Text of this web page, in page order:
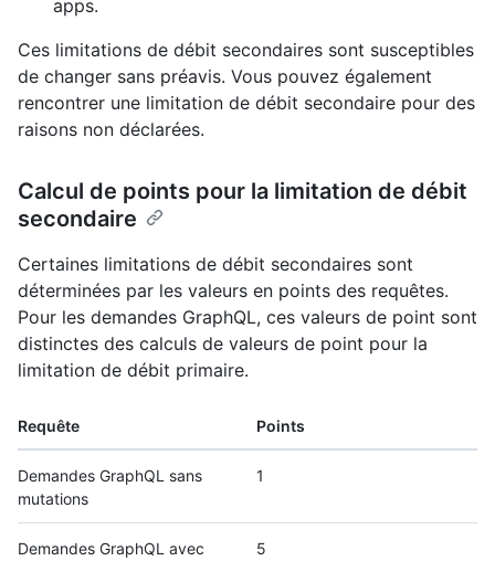
apps.
Ces limitations de débit secondaires sont susceptibles
de changer sans préavis. Vous pouvez également
rencontrer une limitation de débit secondaire pour des
raisons non déclarées.
Calcul de points pour la limitation de débit
secondaire
Certaines limitations de débit secondaires sont
déterminées par les valeurs en points des requêtes.
Pour les demandes GraphQL, ces valeurs de point sont
distinctes des calculs de valeurs de point pour la
limitation de débit primaire.
Requête Points
Demandes GraphQL sans
mutations
1
Demandes GraphQL avec
5